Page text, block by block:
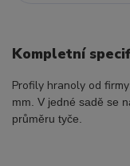
Kompletní
Profily hranoly od
mm. V jedné sadě se
průměru tyče.